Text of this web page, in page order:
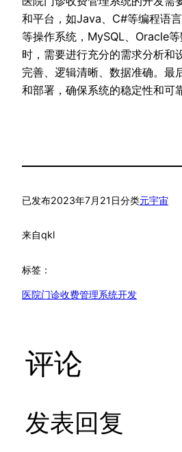
和平台，如Java、C#等编程语
等操作系统，MySQL、Oracle
时，需要进行充分的需求分析和
完善、逻辑清晰、数据准确。最
和部署，确保系统的稳定性和可
已发布2023年7月21日分类元宇宙
来自qkl
标签：
医院门诊收费管理系统开发
评论
发表回复